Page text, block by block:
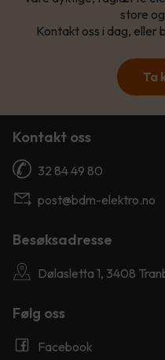
store
Kontakt oss i dag, eller
Ta
Kontakt oss
32 84 49 80
post@bdm-elektro.no
Besøksadresse
Dølasletta 1, 3408
Følg oss
Facebook